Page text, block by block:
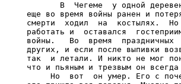
В  Чегеме  у одной
еще во время войны ранен и
смерти  ходил  на  костылях.
работать и  оставался
войны.   Во  время  праздничных
других, и если после выпивки
так  и летали. И никто не мог
что и пьяным и трезвым он
Но  вот  он умер. Его с